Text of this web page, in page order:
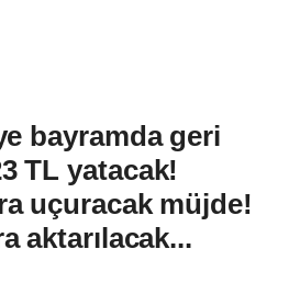
bayramda geri
TL yatacak!
uçuracak müjde!
aktarılacak...